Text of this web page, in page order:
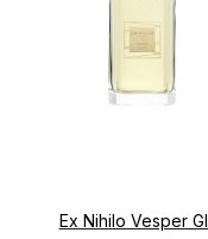
Ex Nihilo Vesper